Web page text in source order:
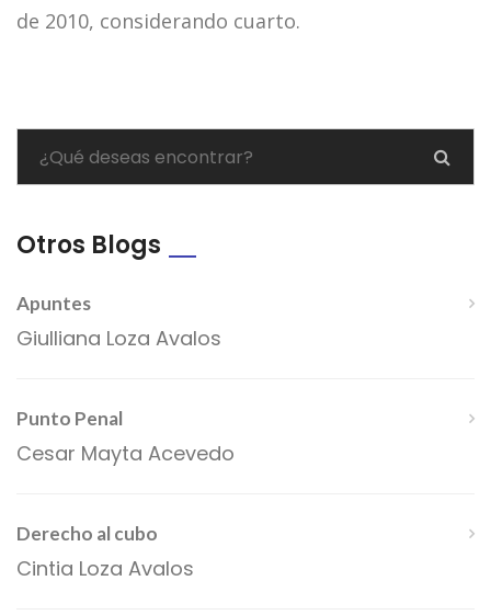
de 2010, considerando cuarto.
Otros Blogs
Apuntes
Giulliana Loza Avalos
Punto Penal
Cesar Mayta Acevedo
Derecho al cubo
Cintia Loza Avalos